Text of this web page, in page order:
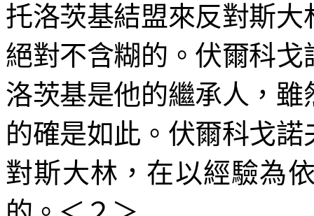
托洛茨基結盟來反對斯
絕對不含糊的。伏爾科
洛茨基是他的繼承人，
的確是如此。伏爾科戈
對斯大林，在以經驗為